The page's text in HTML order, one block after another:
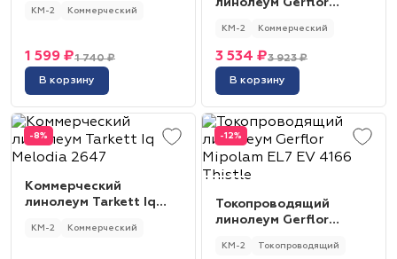
КМ-2 Коммерческий
1 740 ₽
1 599 ₽
В корзину
линолеум Gerflor
Natural Shade
КМ-2 Коммерческий
3 923 ₽
3 534 ₽
В корзину
-8%
Коммерческий
линолеум Tarkett Iq
КМ-2 Коммерческий
-12%
Токопроводящий
линолеум Gerflor
Thistle
КМ-2 Токопроводящий